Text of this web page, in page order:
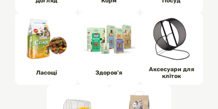
Ласощі Здоров'я
Аксесуари для
кліток